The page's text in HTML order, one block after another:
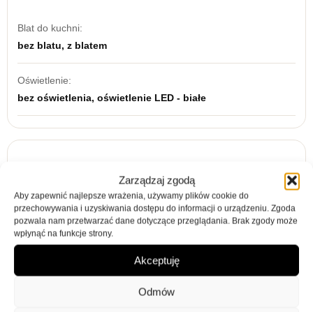
Zarządzaj zgodą
Aby zapewnić najlepsze wrażenia, używamy plików cookie do
przechowywania i uzyskiwania dostępu do informacji o urządzeniu. Zgoda
pozwala nam przetwarzać dane dotyczące przeglądania. Brak zgody może
wpłynąć na funkcje strony.
Akceptuję
Odmów
Blat do kuchni:
bez blatu, z blatem
Oświetlenie:
bez oświetlenia, oświetlenie LED - białe
Zestaw kuchenny ISO
Wykonanie:
korpus: płyta laminowana o grubości 16 mm